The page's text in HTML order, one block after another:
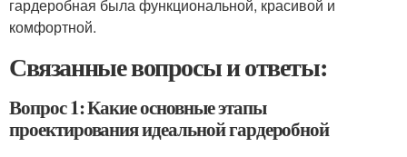
гардеробная была функциональной, красивой и
комфортной.
Связанные вопросы и ответы:
Вопрос 1: Какие основные этапы
проектирования идеальной гардеробной